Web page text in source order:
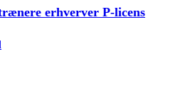
erhverver P-licens